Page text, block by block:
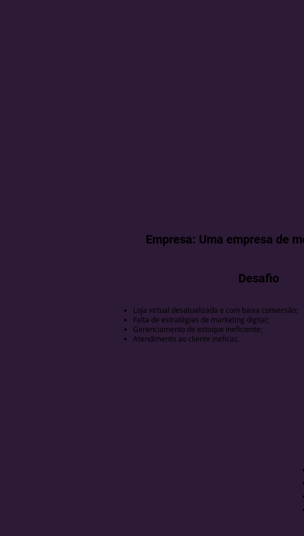
Empresa: Uma empresa de
Desafio
Loja virtual desatualizada e com baixa conversão;
Falta de estratégias de marketing digital;
Gerenciamento de estoque ineficiente;
Atendimento ao cliente ineficaz.